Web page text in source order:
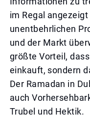
im Regal
unentbehrlichen
und der Markt
größte Vorteil,
einkauft, sondern
Der Ramadan in
auch
Trubel und Hektik.